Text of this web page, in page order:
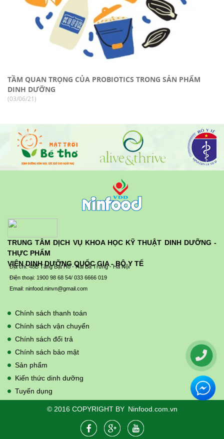
TẦM QUAN TRỌNG CỦA PROBIOTICS TRONG SẢN PHẨM
DINH DƯỠNG
(03/06/21)
TRUNG TÂM DỊCH VỤ KHOA HỌC KỸ THUẬT DINH DƯỠNG -
THỰC PHẨM
VIỆN DINH DƯỠNG QUỐC GIA - BỘ Y TẾ
Địa chỉ: 48B Tăng Bạt Hổ - Hai Bà Trưng - Hà Nội
Điện thoại: 1900 98 68 54/ 033 6666 019
Email: ninfood.ninvn@gmail.com
Chính sách thanh toán
Chính sách vận chuyển
Chính sách đổi trả
Chính sách bảo mật
Sản phẩm
Kiến thức dinh dưỡng
Tuyển dụng
© 2016 COPYRIGHT BY Ninfood.com.vn